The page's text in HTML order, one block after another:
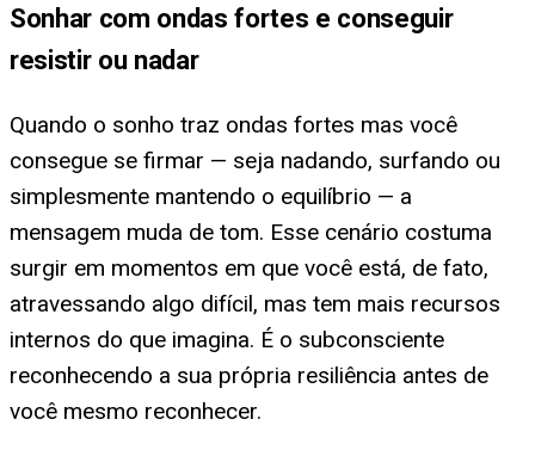
Sonhar com ondas fortes e conseguir
resistir ou nadar
Quando o sonho traz ondas fortes mas você
consegue se firmar — seja nadando, surfando ou
simplesmente mantendo o equilíbrio — a
mensagem muda de tom. Esse cenário costuma
surgir em momentos em que você está, de fato,
atravessando algo difícil, mas tem mais recursos
internos do que imagina. É o subconsciente
reconhecendo a sua própria resiliência antes de
você mesmo reconhecer.